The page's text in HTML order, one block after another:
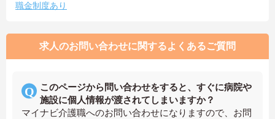
職金制度あり
求人のお問い合わせに関するよくあるご質問
このページから問い合わせをすると、すぐに病院や
施設に個人情報が渡されてしまいますか？
マイナビ介護職へのお問い合わせになりますので、お問